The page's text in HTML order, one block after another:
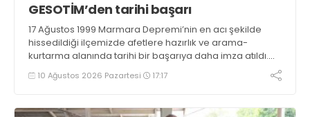
GESOTİM’den tarihi başarı
17 Ağustos 1999 Marmara Depremi’nin en acı şekilde
hissedildiği ilçemizde afetlere hazırlık ve arama-
kurtarma alanında tarihi bir başarıya daha imza atıldı.
Gölcük Arama Kurtarma Derneği (GESOTİM),
bünyesindeki 4. arama-kurtarma ekibinin akreditasyon
10 Ağustos 2026 Pazartesi 17:17